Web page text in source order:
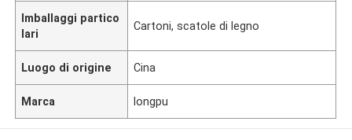
Imballaggi partico
lari
Cartoni, scatole di legno
Luogo di origine Cina
Marca longpu